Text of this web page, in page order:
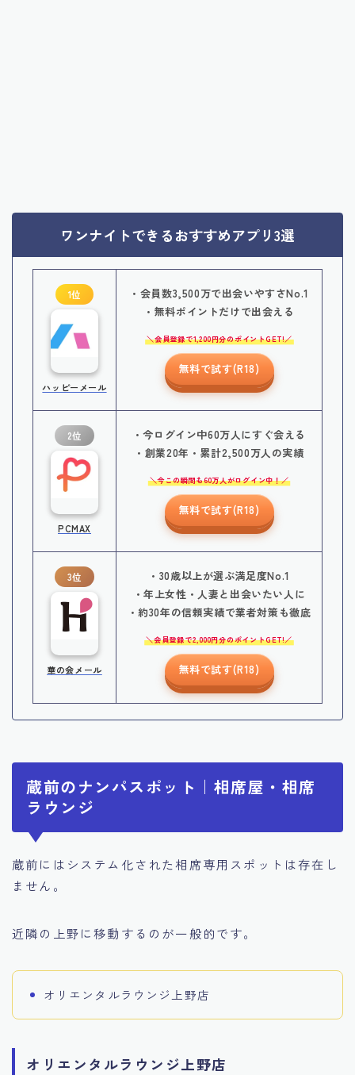
ワンナイトできるおすすめアプリ3選
1位
ハッピーメール
・会員数3,500万で出会いやすさNo.1
・無料ポイントだけで出会える
会員登録で1,200円分のポイントGET!
無料で試す(R18)
2位
PCMAX
・今ログイン中60万人にすぐ会える
・創業20年・累計2,500万人の実績
今この瞬間も60万人がログイン中！
無料で試す(R18)
3位
華の会メール
・30歳以上が選ぶ満足度No.1
・年上女性・人妻と出会いたい人に
・約30年の信頼実績で業者対策も徹底
会員登録で2,000円分のポイントGET!
無料で試す(R18)
蔵前のナンパスポット｜相席屋・相席
ラウンジ
蔵前にはシステム化された相席専用スポットは存在し
ません。
近隣の上野に移動するのが一般的です。
オリエンタルラウンジ上野店
オリエンタルラウンジ上野店